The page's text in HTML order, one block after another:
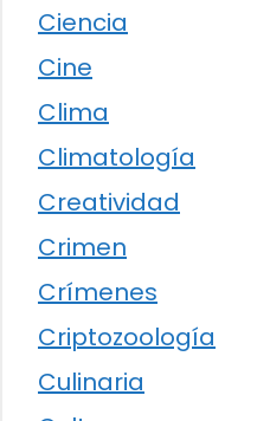
Ciencia
Cine
Clima
Climatología
Creatividad
Crimen
Crímenes
Criptozoología
Culinaria